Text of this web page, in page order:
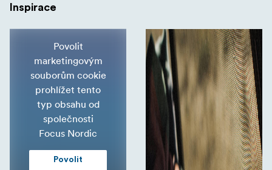
Inspirace
Povolit
marketingovým
souborům cookie
prohlížet tento
typ obsahu od
společnosti
Focus Nordic
Povolit